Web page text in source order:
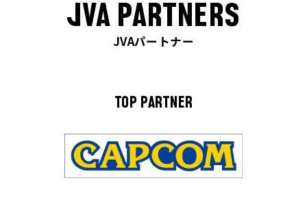
JVA PARTNERS
JVAパートナー
TOP PARTNER